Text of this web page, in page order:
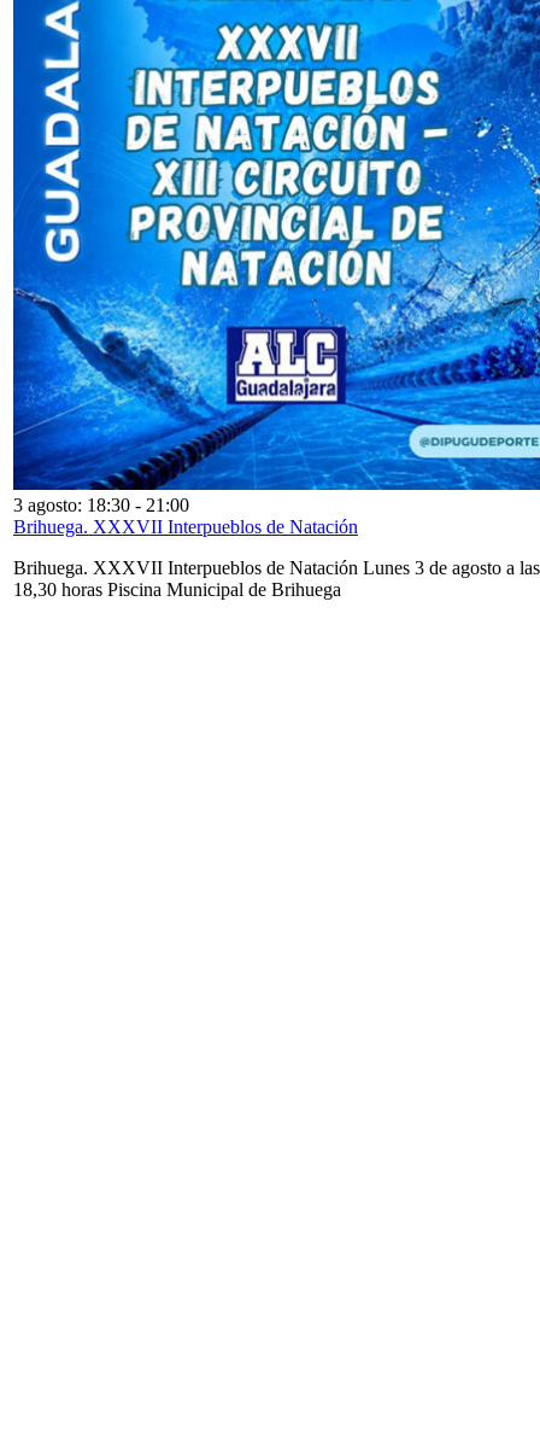
3 agosto: 18:30 - 21:00
Brihuega. XXXVII Interpueblos de Natación
Brihuega. XXXVII Interpueblos de Natación Lunes 3 de agosto a las
18,30 horas Piscina Municipal de Brihuega